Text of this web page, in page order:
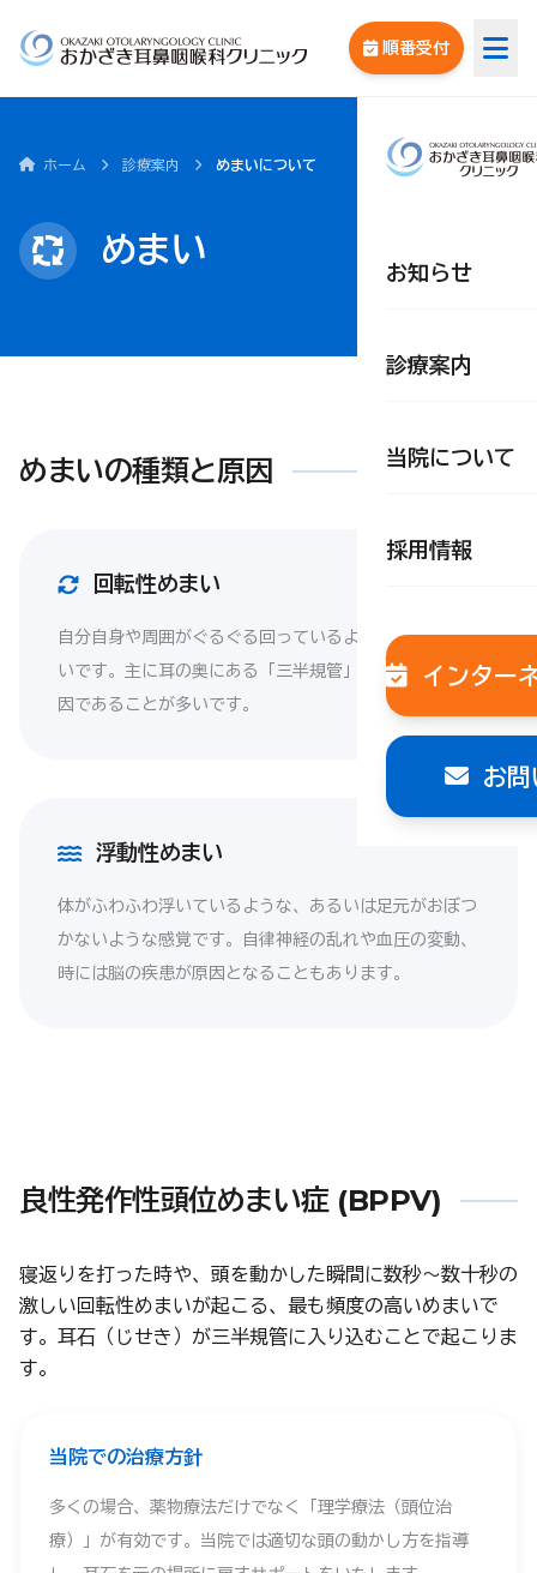
順番受付
お知らせ
診療案内
当院について
採用情報
インター
お問
ホーム 診療案内 めまいについて
めまい
めまいの種類と原因
回転性めまい
自分自身や周囲がぐるぐる回っているように感じるめま
いです。主に耳の奥にある「三半規管」のトラブルが原
因であることが多いです。
浮動性めまい
体がふわふわ浮いているような、あるいは足元がおぼつ
かないような感覚です。自律神経の乱れや血圧の変動、
時には脳の疾患が原因となることもあります。
良性発作性頭位めまい症 (BPPV)
寝返りを打った時や、頭を動かした瞬間に数秒〜数十秒の
激しい回転性めまいが起こる、最も頻度の高いめまいで
す。耳石（じせき）が三半規管に入り込むことで起こりま
す。
当院での治療方針
多くの場合、薬物療法だけでなく「理学療法（頭位治
療）」が有効です。当院では適切な頭の動かし方を指導